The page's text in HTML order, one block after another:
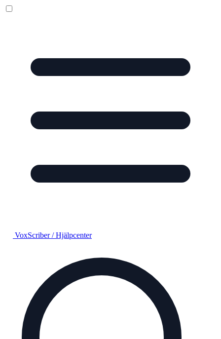
VoxScriber /Hjälpcenter